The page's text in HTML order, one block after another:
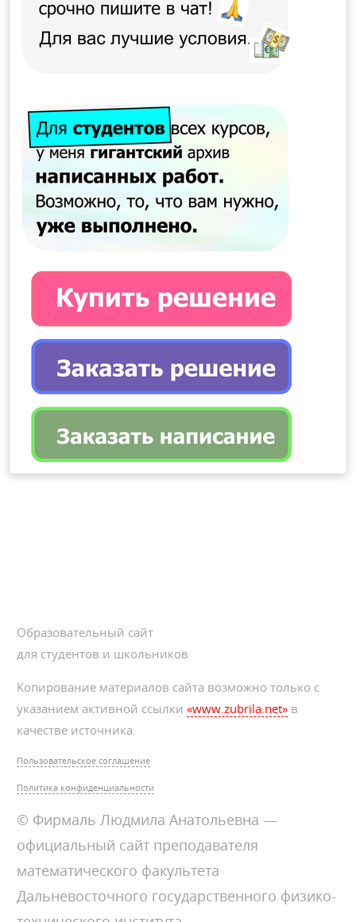
Образовательный сайт
для студентов и школьников
Копирование материалов сайта возможно только с
указанием активной ссылки«www.zubrila.net» в
качестве источника.
Пользовательское соглашение
Политика конфиденциальности
© Фирмаль Людмила Анатольевна —
официальный сайт преподавателя
математического факультета
Дальневосточного государственного физико-